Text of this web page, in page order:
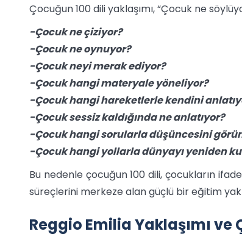
Çocuğun 100 dili yaklaşımı, “Çocuk ne
-Çocuk ne çiziyor?
-Çocuk ne oynuyor?
-Çocuk neyi merak ediyor?
-Çocuk hangi materyale yöneliyor?
-Çocuk hangi hareketlerle kendini
-Çocuk sessiz kaldığında ne anlatıyor?
-Çocuk hangi sorularla düşüncesini
-Çocuk hangi yollarla dünyayı yeniden
Bu nedenle çocuğun 100 dili, çocukların
süreçlerini merkeze alan güçlü bir eğitim
Reggio Emilia Yaklaşımı ve